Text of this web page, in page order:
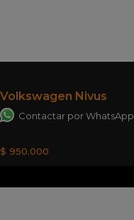
Volkswagen Nivus
Contactar por WhatsApp
$ 950.000